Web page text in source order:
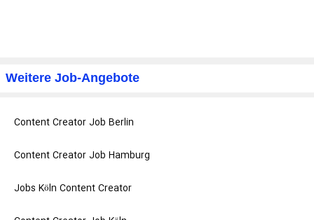
Weitere Job-Angebote
Content Creator Job Berlin
Content Creator Job Hamburg
Jobs Köln Content Creator